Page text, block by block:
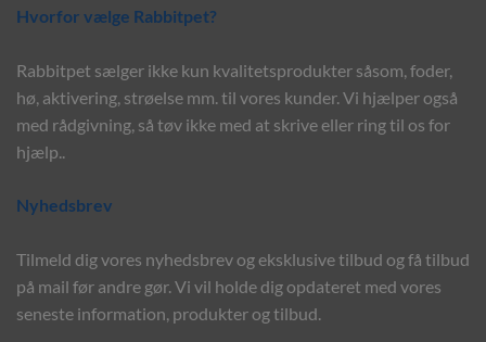
Hvorfor vælge Rabbitpet?
Rabbitpet sælger ikke kun kvalitetsprodukter såsom, foder,
hø, aktivering, strøelse mm. til vores kunder. Vi hjælper også
med rådgivning, så tøv ikke med at skrive eller ring til os for
hjælp..
Nyhedsbrev
Tilmeld dig vores nyhedsbrev og eksklusive tilbud og få tilbud
på mail før andre gør. Vi vil holde dig opdateret med vores
seneste information, produkter og tilbud.